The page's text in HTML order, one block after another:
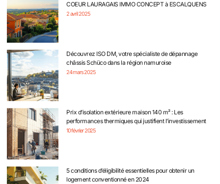
COEUR LAURAGAIS IMMO CONCEPT à ESCALQUENS
2 avril 2025
Découvrez ISO DM, votre spécialiste de dépannage
châssis Schüco dans la région namuroise
24 mars 2025
Prix d’isolation extérieure maison 140 m² : Les
performances thermiques qui justifient l’investissement
10 février 2025
5 conditions d’éligibilité essentielles pour obtenir un
logement conventionné en 2024